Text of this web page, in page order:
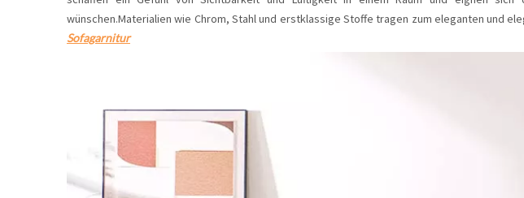
wünschen.Materialien wie Chrom, Stahl und erstklassige Stoffe tragen zum eleganten und
Sofagarnitur